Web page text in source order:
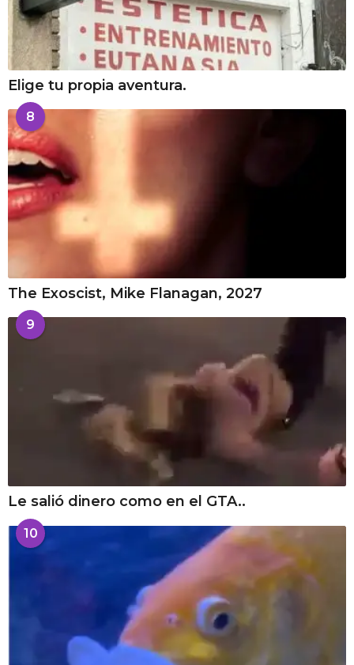
Elige tu propia aventura.
8
The Exoscist, Mike Flanagan, 2027
9
Le salió dinero como en el GTA..
10